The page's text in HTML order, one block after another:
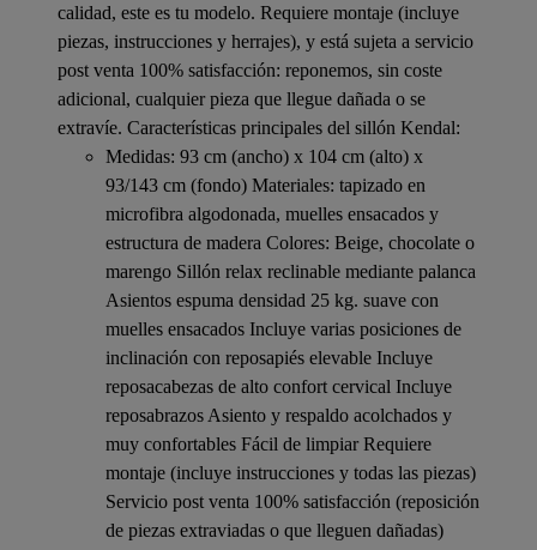
calidad, este es tu modelo. Requiere montaje (incluye
piezas, instrucciones y herrajes), y está sujeta a servicio
post venta 100% satisfacción: reponemos, sin coste
adicional, cualquier pieza que llegue dañada o se
extravíe. Características principales del sillón Kendal:
Medidas: 93 cm (ancho) x 104 cm (alto) x
93/143 cm (fondo) Materiales: tapizado en
microfibra algodonada, muelles ensacados y
estructura de madera Colores: Beige, chocolate o
marengo Sillón relax reclinable mediante palanca
Asientos espuma densidad 25 kg. suave con
muelles ensacados Incluye varias posiciones de
inclinación con reposapiés elevable Incluye
reposacabezas de alto confort cervical Incluye
reposabrazos Asiento y respaldo acolchados y
muy confortables Fácil de limpiar Requiere
montaje (incluye instrucciones y todas las piezas)
Servicio post venta 100% satisfacción (reposición
de piezas extraviadas o que lleguen dañadas)